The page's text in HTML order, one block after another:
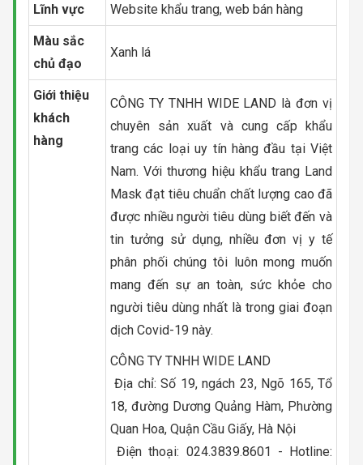
Lĩnh vực Website khẩu trang, web bán hàng
Màu sắc
chủ đạo
Xanh lá
Giới thiệu
khách
hàng
CÔNG TY TNHH WIDE LAND là đơn vị
chuyên sản xuất và cung cấp khẩu
trang các loại uy tín hàng đầu tại Việt
Nam. Với thương hiệu khẩu trang Land
Mask đạt tiêu chuẩn chất lượng cao đã
được nhiều người tiêu dùng biết đến và
tin tưởng sử dụng, nhiều đơn vị y tế
phân phối chúng tôi luôn mong muốn
mang đến sự an toàn, sức khỏe cho
người tiêu dùng nhất là trong giai đoạn
dịch Covid-19 này.
CÔNG TY TNHH WIDE LAND
Địa chỉ: Số 19, ngách 23, Ngõ 165, Tổ
18, đường Dương Quảng Hàm, Phường
Quan Hoa, Quận Cầu Giấy, Hà Nội
Điện thoại: 024.3839.8601 - Hotline: